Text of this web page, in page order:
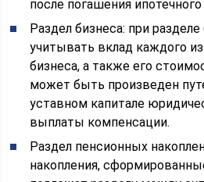
после погашения
Раздел бизнеса: при
учитывать вклад каждого
бизнеса, а также его
может быть произведен
уставном капитале
выплаты компенсации.
Раздел пенсионных
накопления,